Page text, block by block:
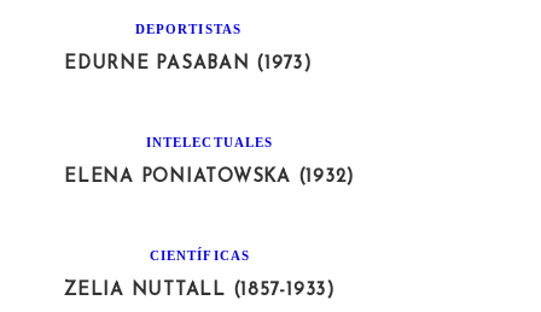
DEPORTISTAS
EDURNE PASABAN (1973)
INTELECTUALES
ELENA PONIATOWSKA (1932)
CIENTÍFICAS
ZELIA NUTTALL (1857-1933)